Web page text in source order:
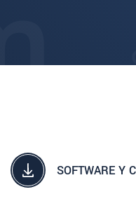
SOFTWARE Y